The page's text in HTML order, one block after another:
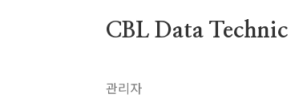
CBL Data Technic
관리자